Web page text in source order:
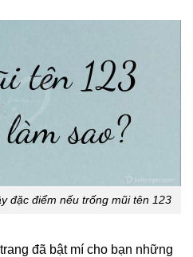
đặc điểm nếu trống mũi tên 123
đã bật mí cho bạn những